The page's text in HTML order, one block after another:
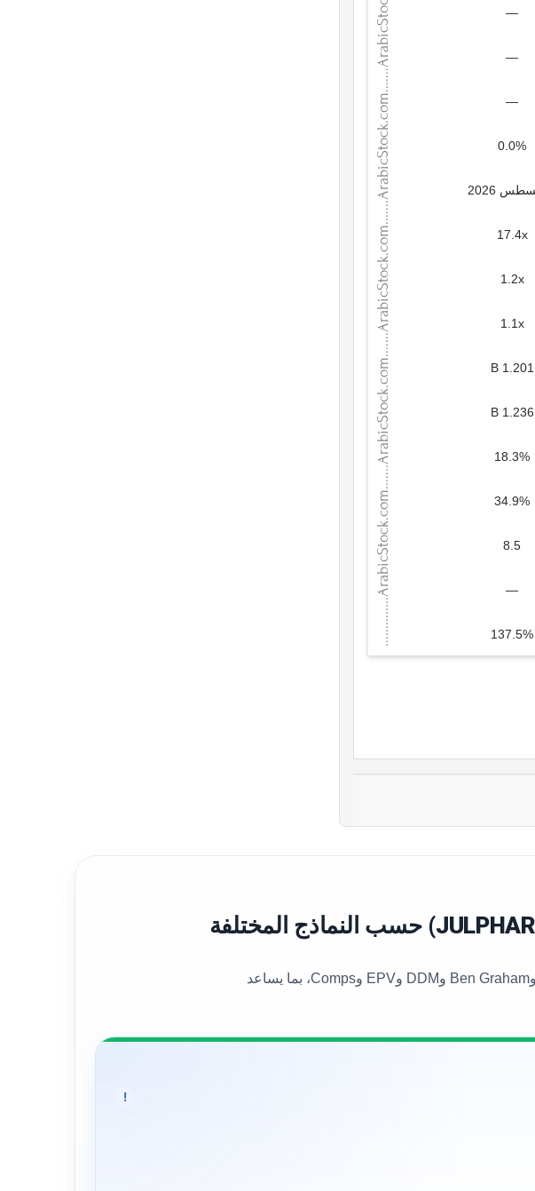
—
—
—
0.0%
17.4x
1.2x
1.1x
1.201 B
1.236 B
18.3%
34.9%
8.5
—
137.5%
يعرض هذا القسم القيمة العادلة العامة للسهم إلى جانب عدد من نماذج التقييم المختلفة، مثل DCF وBen Graham وDDM وEPV وComps، بما يساعد
!